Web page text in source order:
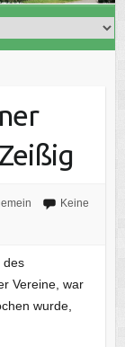
Keine
des
Vereine, war
wurde,